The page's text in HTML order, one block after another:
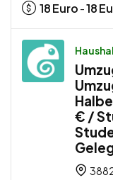
18Euro -18
€ /